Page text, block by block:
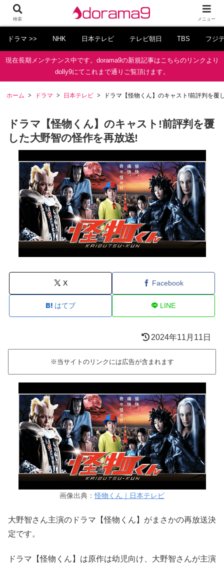
ドラマ >> NHK 日本テレビ テレビ朝日 TBS フジ
現在長期メンテナンス中です。dorama9の新規記事はこちらのリンクより
dolly9にてこれまで通りご覧頂けます。
ホーム ドラマ 日本テレビ ドラマ【怪物くん】のキャスト!前評判を覆
ドラマ【怪物くん】のキャスト!前評判を覆
した大野智の怪作を再放送!
X Facebook
はてブ LINE
2024年11月11日
※当サイトのリンクには広告が含まれます
画像出典：怪物くん｜日本テレビ
大野智さん主演のドラマ【怪物くん】がまさかの再放送決
定です。
ドラマ【怪物くん】は原作は幼児向け、大野智さんが主演
検索 メニュー